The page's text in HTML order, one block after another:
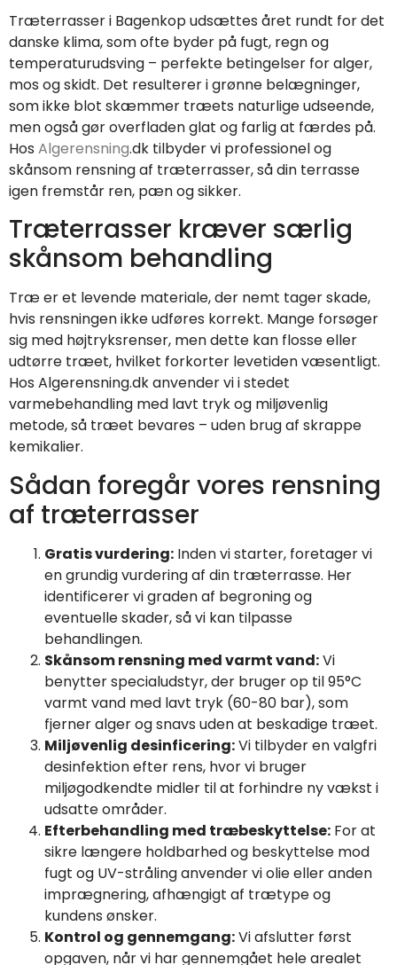
Træterrasser i Bagenkop udsættes året rundt for det
danske klima, som ofte byder på fugt, regn og
temperaturudsving – perfekte betingelser for alger,
mos og skidt. Det resulterer i grønne belægninger,
som ikke blot skæmmer træets naturlige udseende,
men også gør overfladen glat og farlig at færdes på.
Hos Algerensning.dk tilbyder vi professionel og
skånsom rensning af træterrasser, så din terrasse
igen fremstår ren, pæn og sikker.
Træterrasser kræver særlig
skånsom behandling
Træ er et levende materiale, der nemt tager skade,
hvis rensningen ikke udføres korrekt. Mange forsøger
sig med højtryksrenser, men dette kan flosse eller
udtørre træet, hvilket forkorter levetiden væsentligt.
Hos Algerensning.dk anvender vi i stedet
varmebehandling med lavt tryk og miljøvenlig
metode, så træet bevares – uden brug af skrappe
kemikalier.
Sådan foregår vores rensning
af træterrasser
Gratis vurdering: Inden vi starter, foretager vi
en grundig vurdering af din træterrasse. Her
identificerer vi graden af begroning og
eventuelle skader, så vi kan tilpasse
behandlingen.
Skånsom rensning med varmt vand:Vi
benytter specialudstyr, der bruger op til 95°C
varmt vand med lavt tryk (60-80 bar), som
fjerner alger og snavs uden at beskadige træet.
Miljøvenlig desinficering:Vi tilbyder en valgfri
desinfektion efter rens, hvor vi bruger
miljøgodkendte midler til at forhindre ny vækst i
udsatte områder.
Efterbehandling med træbeskyttelse: For at
sikre længere holdbarhed og beskyttelse mod
fugt og UV-stråling anvender vi olie eller anden
imprægnering, afhængigt af trætype og
kundens ønsker.
Kontrol og gennemgang:Vi afslutter først
opgaven, når vi har gennemgået hele arealet